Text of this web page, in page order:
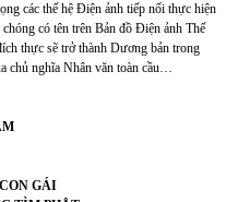
các thế hệ Điện ảnh tiếp nối thực hiện
có tên trên Bản đồ Điện ảnh Thế
thực sẽ trở thành Dương bản trong
chủ nghĩa Nhân văn toàn cầu…
GÁI